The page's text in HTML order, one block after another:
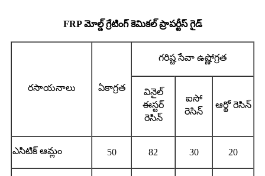
FRP మోల్డ్ గ్రేటింగ్ కెమికల్ ప్రాపర్టీస్ గైడ్
రసాయనాలు ఏకాగ్రత
గరిష్ట సేవా ఉష్ణోగ్రత
వినైల్
ఈస్టర్
రెసిన్
ఐసో
రెసిన్
ఆర్థో రెసిన్
ఎసిటిక్ ఆమ్లం 50 82 30 20